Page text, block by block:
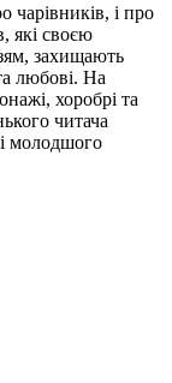
чарівників, і про
які своєю
захищають
любові. На
хоробрі та
читача
молодшого